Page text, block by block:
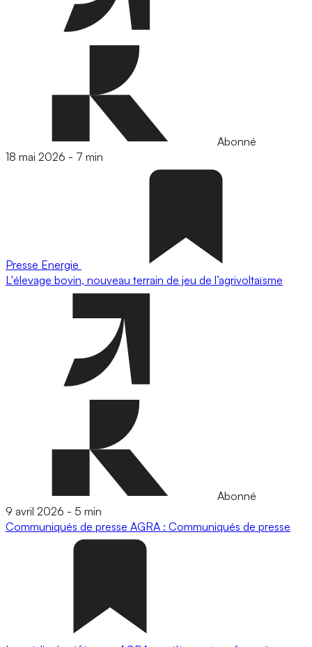
Abonné
18 mai 2026 - 7 min
Presse Energie
L'élevage bovin, nouveau terrain de jeu de l’agrivoltaïsme
Abonné
9 avril 2026 - 5 min
Communiqués de presse AGRA : Communiqués de presse